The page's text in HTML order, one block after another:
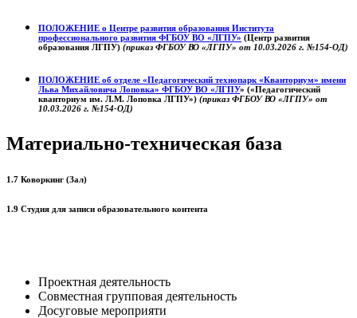
ПОЛОЖЕНИЕ о Центре развития образования Института
профессионального развития ФГБОУ ВО «ЛГПУ» (Центр развития
образования ЛГПУ) (приказ ФГБОУ ВО «ЛГПУ» от 10.03.2026 г. №154-ОД)
ПОЛОЖЕНИЕ об отделе «Педагогический технопарк «Кванториум» имени
Льва Михайловича Лоповка» ФГБОУ ВО «ЛГПУ» («Педагогический
кванториум им. Л.М. Лоповка ЛГПУ») (приказ ФГБОУ ВО «ЛГПУ» от
10.03.2026 г. №154-ОД)
Материально-техническая база
1.7 Коворкинг (Зал)
1.9 Студия для записи образовательного контента
Проектная деятельность
Совместная групповая деятельность
Досуговые мероприяти